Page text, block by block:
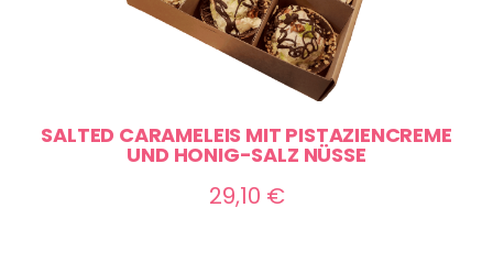
SALTED CARAMELEIS MIT PISTAZIENCREME
UND HONIG-SALZ NÜSSE
29,10 €